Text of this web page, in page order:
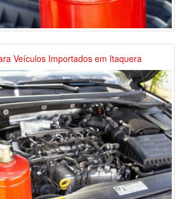
Veículos Importados em Itaquera